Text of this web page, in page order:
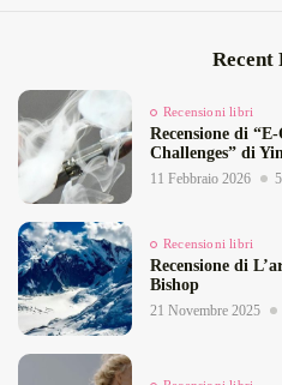
Recent
Recensioni libri
Recensione di
Challenges” di
11 Febbraio 2026
Recensioni libri
Recensione di
Bishop
21 Novembre 2025